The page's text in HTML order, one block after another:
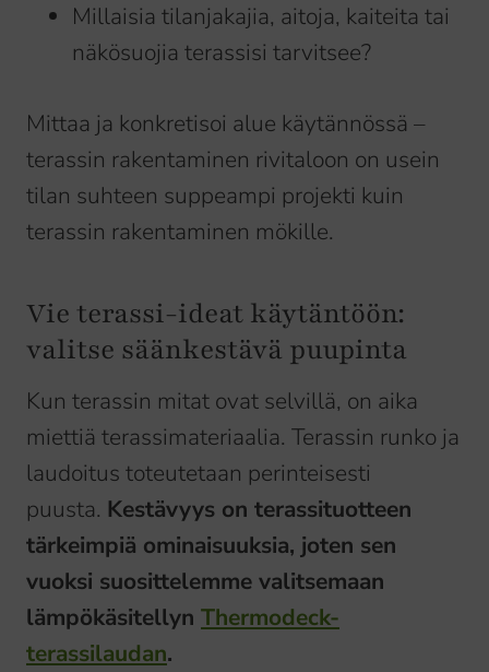
Millaisia tilanjakajia, aitoja, kaiteita tai
näkösuojia terassisi tarvitsee?
Mittaa ja konkretisoi alue käytännössä –
terassin rakentaminen rivitaloon on usein
tilan suhteen suppeampi projekti kuin
terassin rakentaminen mökille.
Vie terassi-ideat käytäntöön:
valitse säänkestävä puupinta
Kun terassin mitat ovat selvillä, on aika
miettiä terassimateriaalia. Terassin runko ja
laudoitus toteutetaan perinteisesti
puusta. Kestävyys on terassituotteen
tärkeimpiä ominaisuuksia, joten sen
vuoksi suosittelemme valitsemaan
lämpökäsitellyn Thermodeck-
terassilaudan.